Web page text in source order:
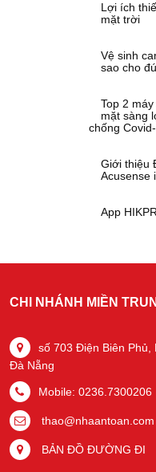
Lợi ích
mặt trời
Vệ sinh
sao cho
Top 2
mặt sàng
chống
Giới thiệu
Acusense
App
CHI NHÁNH MIỀN
số 703 Điện Biên Phủ,
Đà Nẵng
Mobile: 0236.7300206
thao@nhaantoan.com
BẢN ĐỒ ĐƯỜNG ĐI